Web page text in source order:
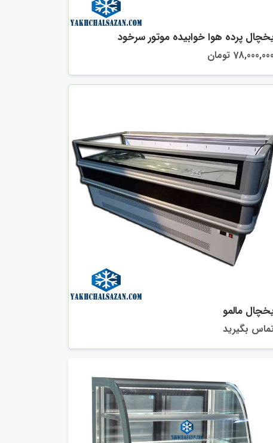
پرده هوا خوابیده موتور سرخود
78,000,000 تومان
مالمو
بگیرید